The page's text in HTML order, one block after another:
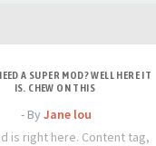
A SUPER MOD? WELL HERE IT
IS. CHEW ON THIS
- By Jane lou
is right here. Content tag,